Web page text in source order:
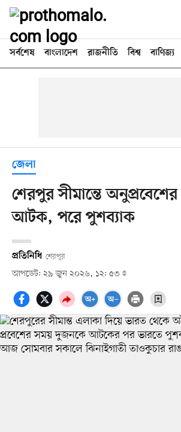
সর্বশেষ বাংলাদেশ রাজনীতি বিশ্ব বাণিজ্য
জেলা
শেরপুর সীমান্তে
আটক, পরে পুশব্যাক
প্রতিনিধি শেরপুর
আপডেট: ২৯ জুন ২০২৬, ১২: ৫৩